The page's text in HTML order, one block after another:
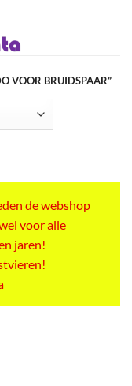
VOOR BRUIDSPAAR”
de webshop
voor alle
jaren!